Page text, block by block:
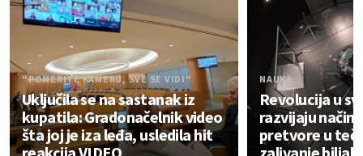
"POMERITE KAMERU, SVE SE VIDI"
Uključila se na sastanak iz
kupatila: Gradonačelnik video
šta joj je iza leđa, usledila hit
NAUKA
Revolucija u
razvijaju način
pretvore u